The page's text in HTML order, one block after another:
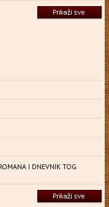
I DNEVNIK TOG